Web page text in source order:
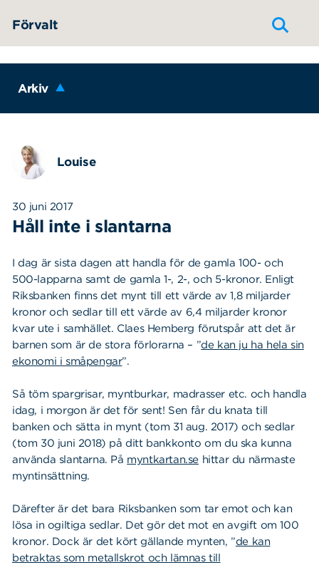
Förvalt
Arkiv
Louise
30 juni 2017
Håll inte i slantarna
I dag är sista dagen att handla för de gamla 100- och
500-lapparna samt de gamla 1-, 2-, och 5-kronor. Enligt
Riksbanken finns det mynt till ett värde av 1,8 miljarder
kronor och sedlar till ett värde av 6,4 miljarder kronor
kvar ute i samhället. Claes Hemberg förutspår att det är
barnen som är de stora förlorarna – ”de kan ju ha hela sin
ekonomi i småpengar”.
Så töm spargrisar, myntburkar, madrasser etc. och handla
idag, i morgon är det för sent! Sen får du knata till
banken och sätta in mynt (tom 31 aug. 2017) och sedlar
(tom 30 juni 2018) på ditt bankkonto om du ska kunna
använda slantarna. På myntkartan.se hittar du närmaste
myntinsättning.
Därefter är det bara Riksbanken som tar emot och kan
lösa in ogiltiga sedlar. Det gör det mot en avgift om 100
kronor. Dock är det kört gällande mynten, ”de kan
betraktas som metallskrot och lämnas till